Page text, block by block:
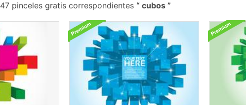
47 pinceles gratis correspondientes cubos